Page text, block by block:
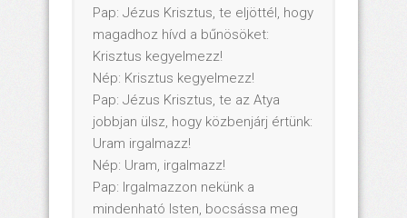
Pap: Jézus Krisztus, te eljöttél, hogy
magadhoz hívd a bűnösöket:
Krisztus kegyelmezz!
Nép: Krisztus kegyelmezz!
Pap: Jézus Krisztus, te az Atya
jobbjan ülsz, hogy közbenjárj értünk:
Uram irgalmazz!
Nép: Uram, irgalmazz!
Pap: Irgalmazzon nekünk a
mindenható Isten, bocsássa meg